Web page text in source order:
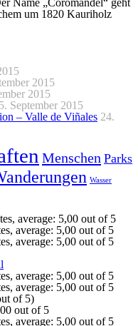
Name „Coromandel“ geht
um 1820 Kauriholz
2015
2015
September 2015
– Valle de Viñales 24.
Menschen Parks
Wasser
of 5)